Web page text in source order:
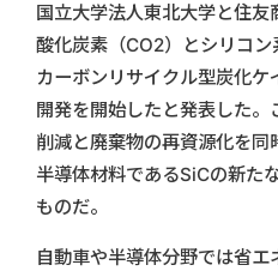
国立大学法人東北大学と住
酸化炭素（CO2）とシリコ
カーボンリサイクル型炭化
開発を開始したと発表した
削減と廃棄物の再資源化を
半導体材料であるSiCの新た
ものだ。
自動車や半導体分野では省